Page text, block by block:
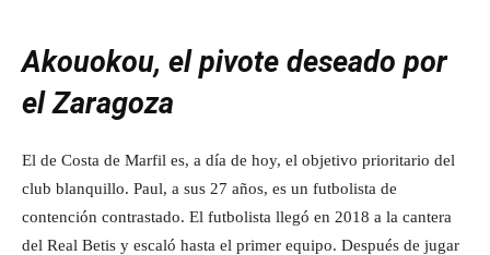
Akouokou, el pivote deseado por
el Zaragoza
El de Costa de Marfil es, a día de hoy, el objetivo prioritario del
club blanquillo. Paul, a sus 27 años, es un futbolista de
contención contrastado. El futbolista llegó en 2018 a la cantera
del Real Betis y escaló hasta el primer equipo. Después de jugar